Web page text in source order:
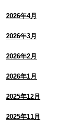
2026年4月
2026年3月
2026年2月
2026年1月
2025年12月
2025年11月